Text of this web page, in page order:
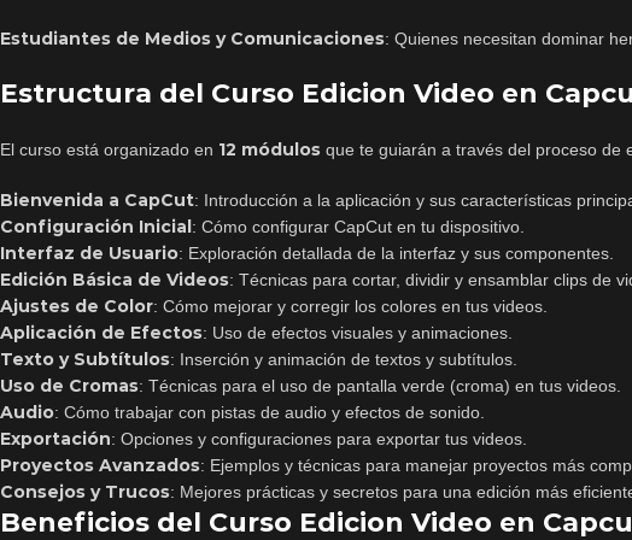
Estudiantes de Medios y Comunicaciones: Quienes necesitan dominar
Estructura del Curso Edicion Video en
El curso está organizado en 12 módulos que te guiarán a través del proceso de
Bienvenida a CapCut: Introducción a la aplicación y sus características
Configuración Inicial: Cómo configurar CapCut en tu dispositivo.
Interfaz de Usuario: Exploración detallada de la interfaz y sus componentes.
Edición Básica de Videos: Técnicas para cortar, dividir y ensamblar clips de
Ajustes de Color: Cómo mejorar y corregir los colores en tus videos.
Aplicación de Efectos: Uso de efectos visuales y animaciones.
Texto y Subtítulos: Inserción y animación de textos y subtítulos.
Uso de Cromas: Técnicas para el uso de pantalla verde (croma) en tus videos.
Audio: Cómo trabajar con pistas de audio y efectos de sonido.
Exportación: Opciones y configuraciones para exportar tus videos.
Proyectos Avanzados: Ejemplos y técnicas para manejar proyectos más
Consejos y Trucos: Mejores prácticas y secretos para una edición más
Beneficios del Curso Edicion Video en